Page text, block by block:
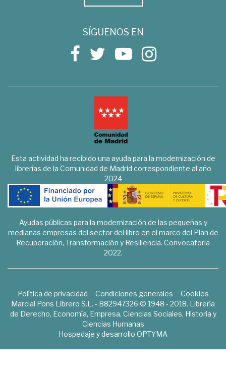
SÍGUENOS EN
Esta actividad ha recibido una ayuda para la modernización de
librerías de la Comunidad de Madrid correspondiente al año
2024
Ayudas públicas para la modernización de las pequeñas y
medianas empresas del sector del libro en el marco del Plan de
Recuperación, Transformación y Resiliencia. Convocatoria
2022.
Política de privacidad Condiciones generales
Cookies
Marcial Pons Librero S.L. - B82947326 © 1948 - 2018. Librería
de Derecho, Economía, Empresa, Ciencias Sociales, Historia y
Ciencias Humanas
Hospedaje y desarrollo OPTYMA